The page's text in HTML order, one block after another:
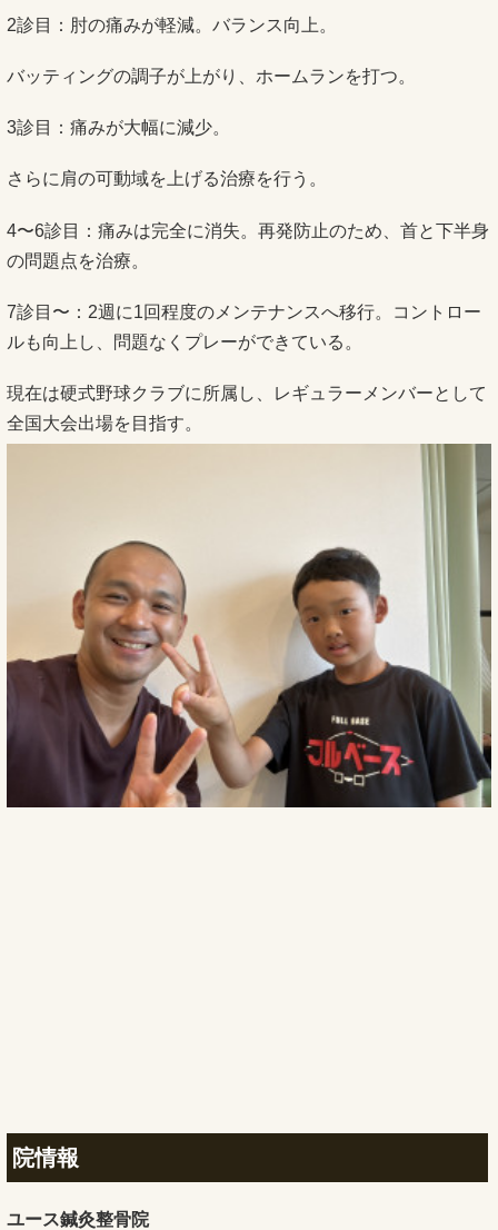
2診目：肘の痛みが軽減。バランス向上。
バッティングの調子が上がり、ホームランを打つ。
3診目：痛みが大幅に減少。
さらに肩の可動域を上げる治療を行う。
4〜6診目：痛みは完全に消失。再発防止のため、首と下半身
の問題点を治療。
7診目〜：2週に1回程度のメンテナンスへ移行。コントロー
ルも向上し、問題なくプレーができている。
現在は硬式野球クラブに所属し、レギュラーメンバーとして
全国大会出場を目指す。
院情報
ユース鍼灸整骨院